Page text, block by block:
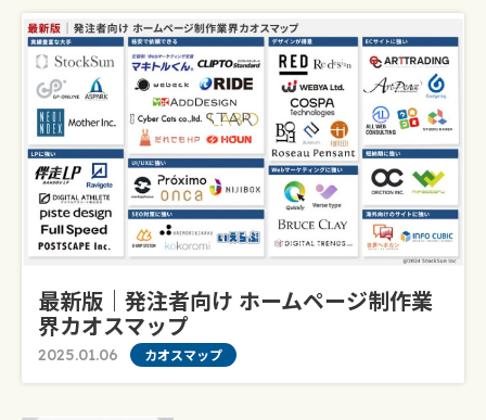
最新版｜発注者向け ホームページ制作業
界カオスマップ
2025.01.06 カオスマップ